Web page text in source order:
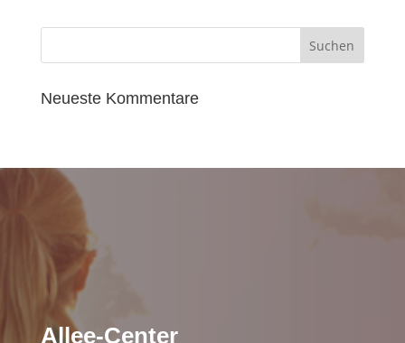
Neueste Kommentare
Allee-Center